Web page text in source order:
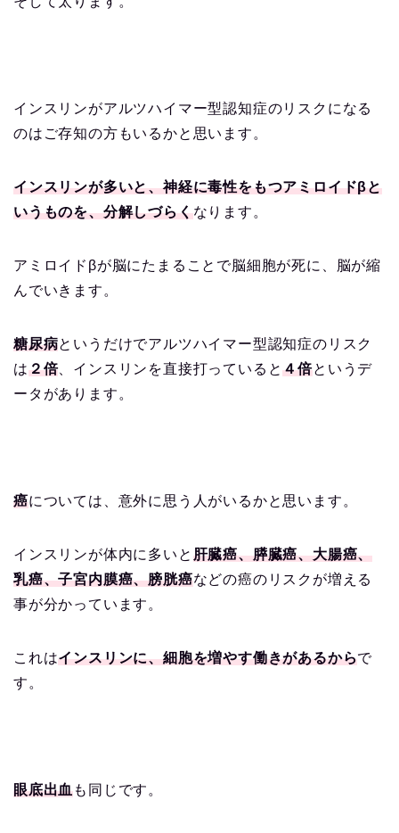
インスリンがアルツハイマー型認知症のリスクになる
のはご存知の方もいるかと思います。
インスリンが多いと、神経に毒性をもつアミロイドβと
いうものを、分解しづらくなります。
アミロイドβが脳にたまることで脳細胞が死に、脳が縮
んでいきます。
糖尿病というだけでアルツハイマー型認知症のリスク
は２倍、インスリンを直接打っていると４倍というデ
ータがあります。
癌については、意外に思う人がいるかと思います。
インスリンが体内に多いと 肝臓癌、膵臓癌、大腸癌、
乳癌、子宮内膜癌、膀胱癌などの癌のリスクが増える
事が分かっています。
これはインスリンに、細胞を増やす働きがあるからで
す。
眼底出血も同じです。